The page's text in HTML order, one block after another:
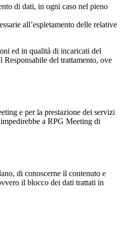
di dati, in ogni caso nel pieno
all’espletamento delle relative
ed in qualità di incaricati del
del trattamento, ove
e per la prestazione dei servizi
a RPG Meeting di
di conoscerne il contenuto e
il blocco dei dati trattati in